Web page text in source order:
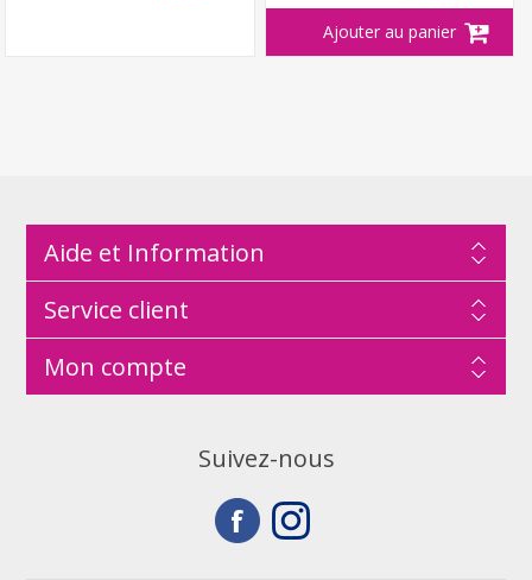
Aide et Information
Service client
Mon compte
Suivez-nous